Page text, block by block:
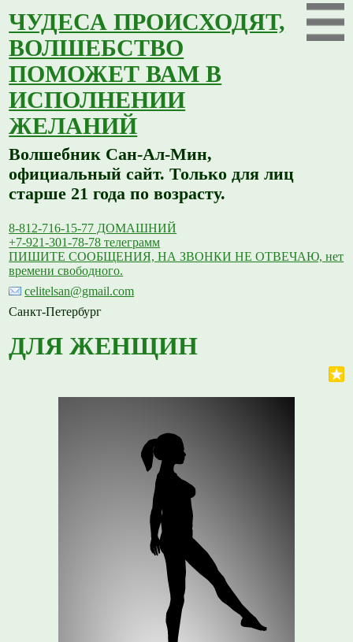
ЧУДЕСА ПРОИСХОДЯТ,
ВОЛШЕБСТВО
ПОМОЖЕТ ВАМ В
ИСПОЛНЕНИИ
ЖЕЛАНИЙ
Волшебник Сан-Ал-Мин,
официальный сайт. Только для лиц
старше 21 года по возрасту.
8-812-716-15-77 ДОМАШНИЙ
+7-921-301-78-78 телеграмм
ПИШИТЕ СООБЩЕНИЯ, НА ЗВОНКИ НЕ ОТВЕЧАЮ, нет
времени свободного.
celitelsan@gmail.com
Санкт-Петербург
ДЛЯ ЖЕНЩИН